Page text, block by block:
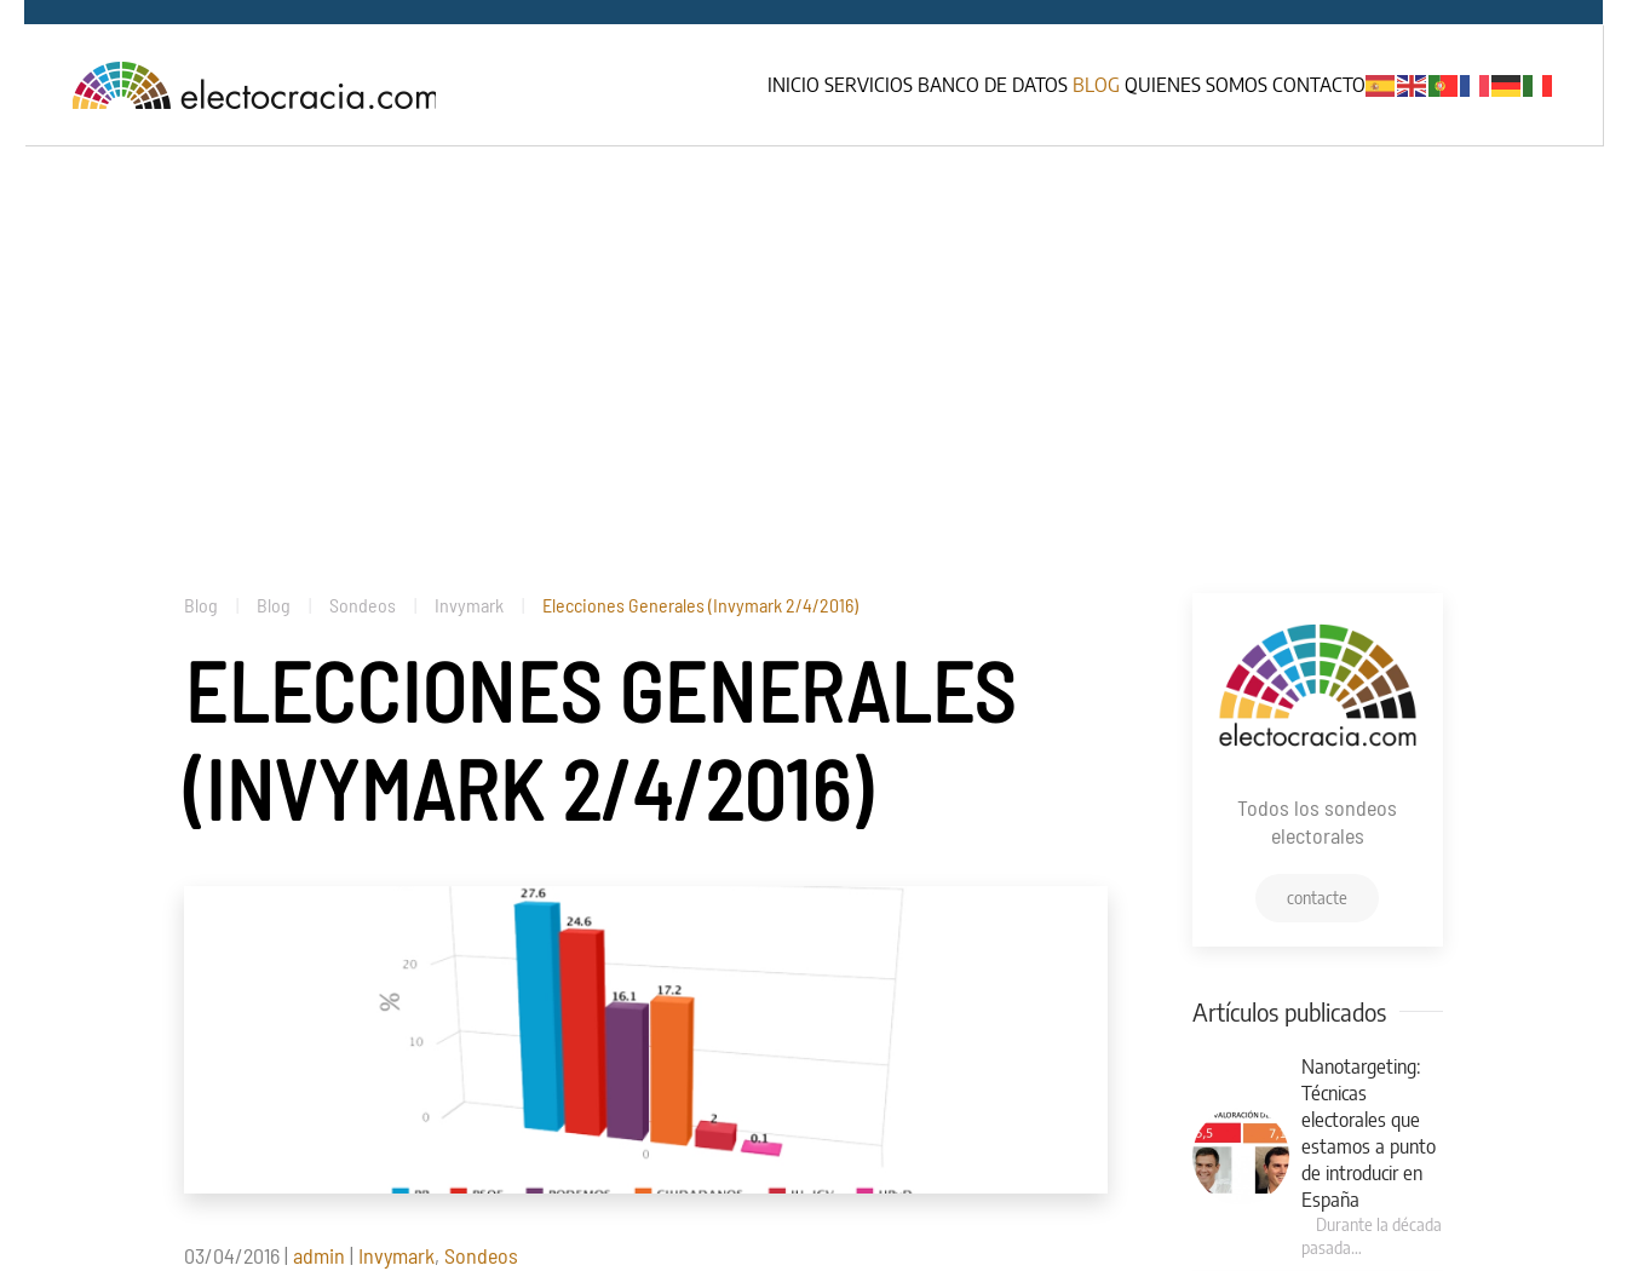
Ir al contenido principal
INICIO SERVICIOS BANCO DE DATOS BLOG QUIENES SOMOS CONTACTO
Blog Blog Sondeos Invymark Elecciones Generales (Invymark 2/4/2016)
ELECCIONES GENERALES
(INVYMARK 2/4/2016)
03/04/2016| admin | Invymark, Sondeos
Todos los sondeos
electorales
contacte
Artículos publicados
Nanotargeting:
Técnicas
electorales que
estamos a punto
de introducir en
España
Durante la década
pasada…